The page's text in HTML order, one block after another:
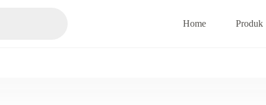
Home Produk